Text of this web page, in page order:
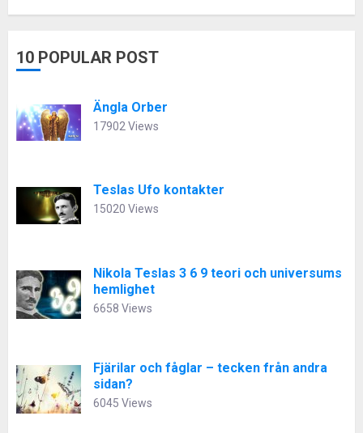
10 POPULAR POST
Ängla Orber
17902 Views
Teslas Ufo kontakter
15020 Views
Nikola Teslas 3 6 9 teori och universums
hemlighet
6658 Views
Fjärilar och fåglar – tecken från andra
sidan?
6045 Views